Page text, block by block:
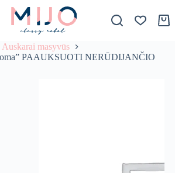
Auskarai masyvūs
PAAUKSUOTI NERŪDIJANČIO